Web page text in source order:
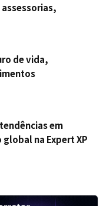
de vida,
agenda para a
em
na Expert XP